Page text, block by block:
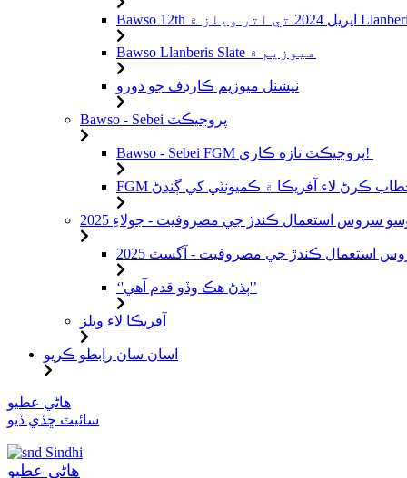
Bawso Llanberis Slate ميوزيم ۾
نيشنل ميوزيم ڪارڊف جو دورو
Bawso - Sebei پروجيڪٽ
Bawso - Sebei FGM پروجيڪٽ تازه ڪاري!
استعمال ڪندڙ جي مصروفيت - آگسٽ 2025
‘'ٻڌڻ هڪ وڏو قدم آهي'’
آفريڪا لاء ويلز
اسان سان رابطو ڪريو
مواد
ڏانهن
هاڻي عطيو
سائيٽ ڇڏي ڏيو
Sindhi
هاڻي عطيو